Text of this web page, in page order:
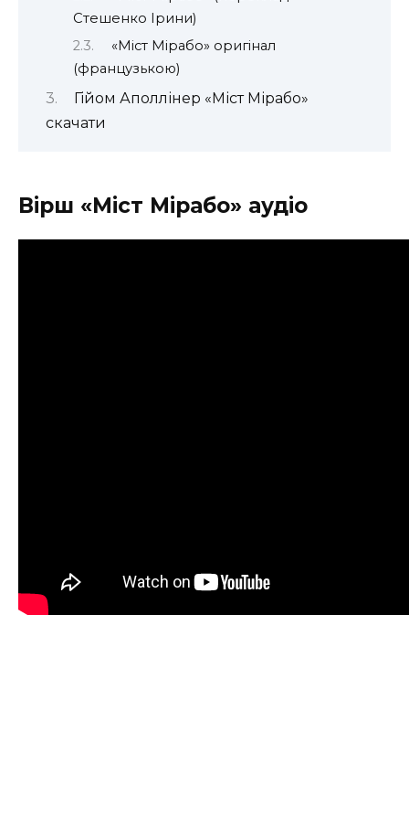
Стешенко Ірини)
«Міст Мірабо» оригінал
(французькою)
Гійом Аполлінер «Міст Мірабо»
скачати
Вірш «Міст Мірабо» аудіо